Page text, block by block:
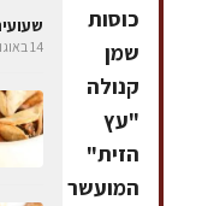
כוסות
שמן
קנולה
"עץ
הזית"
המועשר
14 באוגוסט 2006